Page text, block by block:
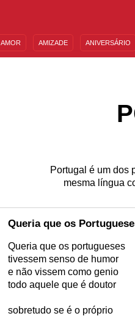
AMOR AMIZADE ANIVERSÁRIO
Portugal é um dos
mesma língua
Queria que os
Queria que os portugueses
tivessem senso de humor
e não vissem como genio
todo aquele que é doutor
sobretudo se é o próprio